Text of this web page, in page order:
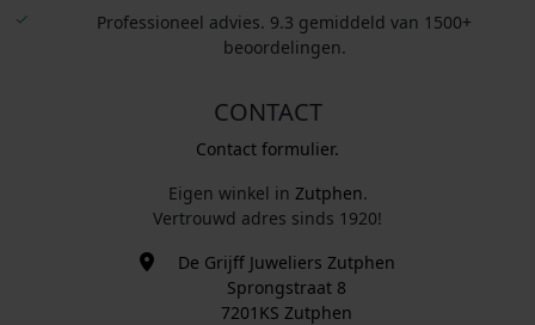
Professioneel advies. 9.3 gemiddeld van 1500+
beoordelingen.
CONTACT
Contact formulier.
Eigen winkel in Zutphen.
Vertrouwd adres sinds 1920!
De Grijff Juweliers Zutphen
Sprongstraat 8
7201KS Zutphen